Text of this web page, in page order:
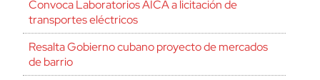
Convoca Laboratorios AICA a licitación de
transportes eléctricos
Resalta Gobierno cubano proyecto de mercados
de barrio